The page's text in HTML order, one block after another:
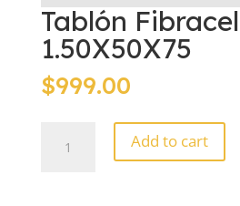
Tablón Fibracel
1.50X50X75
$999.00
Fibracel
Add to cart